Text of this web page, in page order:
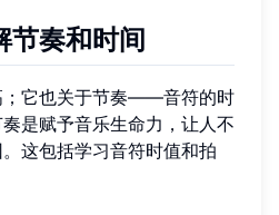
节奏和时间
；它也关于节奏——音符的时
是赋予音乐生命力，让人不
这包括学习音符时值和拍